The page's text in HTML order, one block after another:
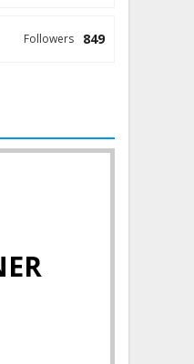
849
Followers